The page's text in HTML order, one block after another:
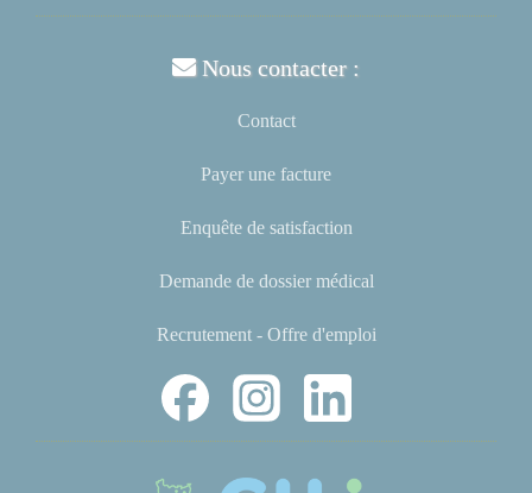
Nous contacter :
Contact
Payer une facture
Enquête de satisfaction
Demande de dossier médical
Recrutement - Offre d'emploi